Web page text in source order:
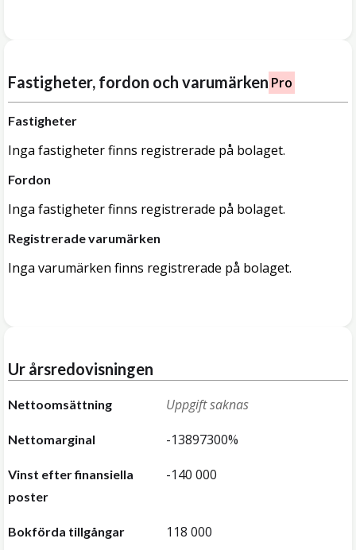
Fastigheter, fordon och varumärken Pro
Fastigheter
Inga fastigheter finns registrerade på bolaget.
Fordon
Inga fastigheter finns registrerade på bolaget.
Registrerade varumärken
Inga varumärken finns registrerade på bolaget.
Ur årsredovisningen
Nettoomsättning Uppgift saknas
Nettomarginal -13897300%
Vinst efter finansiella
poster
-140 000
Bokförda tillgångar 118 000